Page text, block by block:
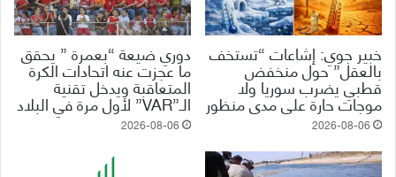
خبير جوي: إشاعات “تستخف
بالعقل” حول منخفض
قطبي يضرب سوريا ولا
موجات حارة على مدى منظور
2026-08-06
دوري ضيعة “بعمرة ” يحقق
ما عجزت عنه اتحادات الكرة
المتعاقبة ويدخل تقنية
الـ”VAR” لأول مرة في البلاد
2026-08-06